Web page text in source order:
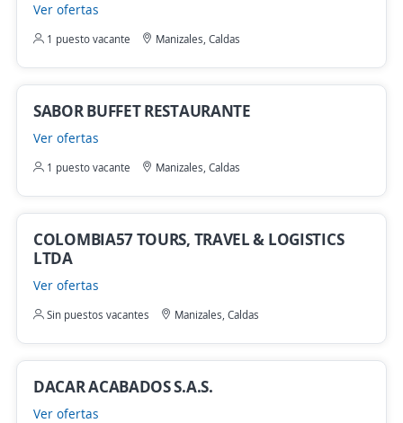
Ver ofertas
1 puesto vacante Manizales, Caldas
SABOR BUFFET RESTAURANTE
Ver ofertas
1 puesto vacante Manizales, Caldas
COLOMBIA57 TOURS, TRAVEL & LOGISTICS
LTDA
Ver ofertas
Sin puestos vacantes Manizales, Caldas
DACAR ACABADOS S.A.S.
Ver ofertas